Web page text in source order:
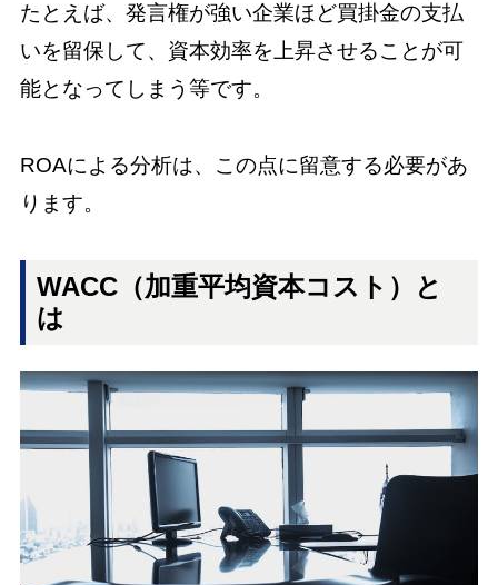
たとえば、発言権が強い企業ほど買掛金の支払
いを留保して、資本効率を上昇させることが可
能となってしまう等です。
ROAによる分析は、この点に留意する必要があ
ります。
WACC（加重平均資本コスト）と
は